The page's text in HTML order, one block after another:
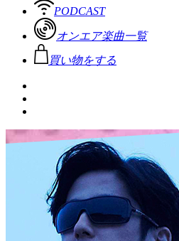
PODCAST
オンエア楽曲一覧
買い物をする